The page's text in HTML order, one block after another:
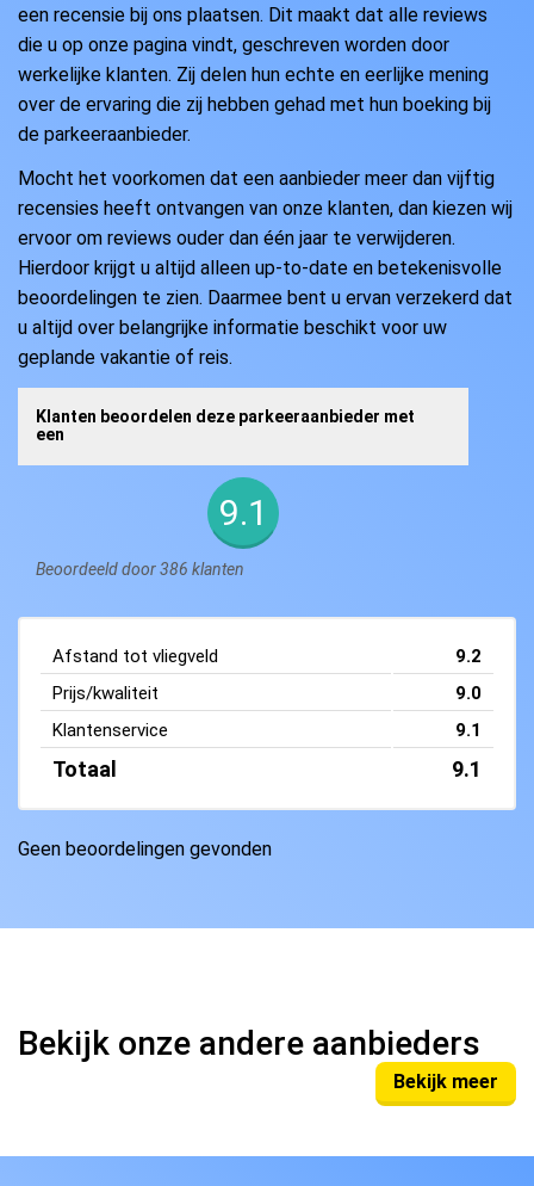
een recensie bij ons plaatsen. Dit maakt dat alle reviews
die u op onze pagina vindt, geschreven worden door
werkelijke klanten. Zij delen hun echte en eerlijke mening
over de ervaring die zij hebben gehad met hun boeking bij
de parkeeraanbieder.
Mocht het voorkomen dat een aanbieder meer dan vijftig
recensies heeft ontvangen van onze klanten, dan kiezen wij
ervoor om reviews ouder dan één jaar te verwijderen.
Hierdoor krijgt u altijd alleen up-to-date en betekenisvolle
beoordelingen te zien. Daarmee bent u ervan verzekerd dat
u altijd over belangrijke informatie beschikt voor uw
geplande vakantie of reis.
Klanten beoordelen deze parkeeraanbieder met
een
9.1
Beoordeeld door 386 klanten
Afstand tot vliegveld
9.2
Prijs/kwaliteit
9.0
Klantenservice
9.1
Totaal 9.1
Geen beoordelingen gevonden
Bekijk onze andere aanbieders
Bekijk meer